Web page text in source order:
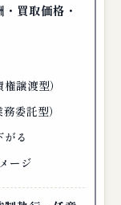
買取価格・
譲渡型）
委託型）
る
ージ